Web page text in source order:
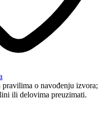
o navođenju izvora;
ili delovima preuzimati.